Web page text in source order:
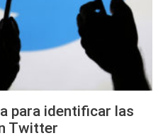
para identificar las
Twitter